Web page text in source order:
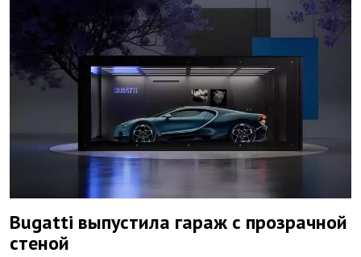
Bugatti выпустила гараж с прозрачной
стеной